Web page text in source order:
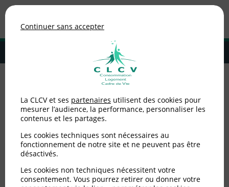
MENU
Adhérer à la CLCV
Locataires privé
Travaux : 5 conseils pour éviter les
ennuis
Malfaçons, retard dans l’exécution des travaux, …
Continuer sans accepter
La CLCV et ses partenaires utilisent des cookies pour
mesurer l’audience, la performance, personnaliser les
contenus et les partages.
Les cookies techniques sont nécessaires au
fonctionnement de notre site et ne peuvent pas être
désactivés.
Les cookies non techniques nécessitent votre
consentement. Vous pourrez retirer ou donner votre